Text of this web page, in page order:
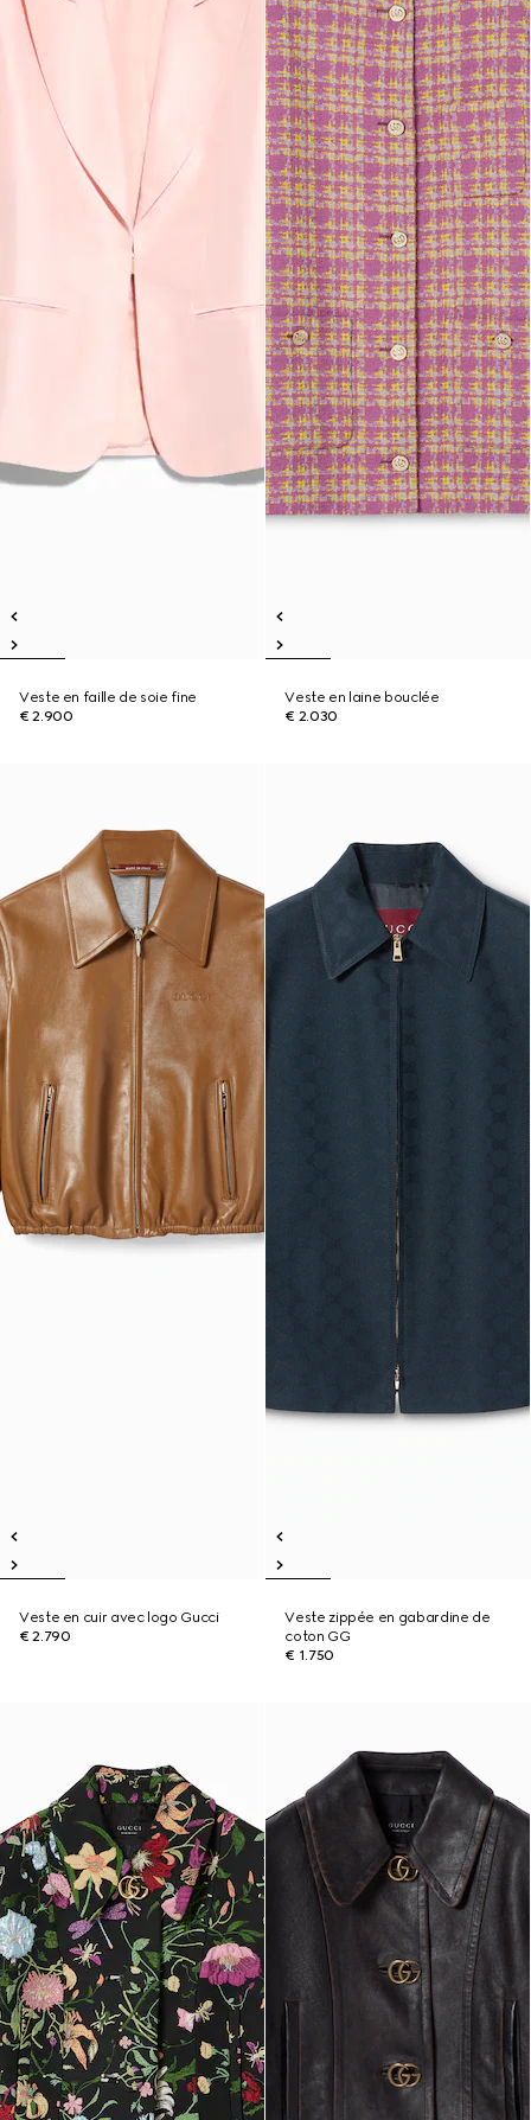
Veste en faille de soie fine
€ 2.900
Veste en laine bouclée
€ 2.030
Veste en cuir avec logo Gucci
€ 2.790
Veste zippée en gabardine de
coton GG
€ 1.750